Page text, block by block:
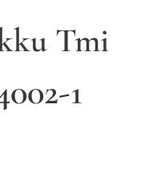
Tmi
1